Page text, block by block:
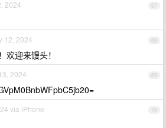
67
2024
68
12, 2024
欢迎来馒头！
69
2024
70
via iPhone